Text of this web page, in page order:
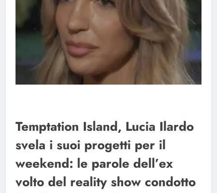
Temptation Island, Lucia Ilardo
svela i suoi progetti per il
weekend: le parole dell’ex
volto del reality show condotto